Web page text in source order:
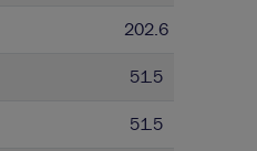
202.6
51.5
51.5